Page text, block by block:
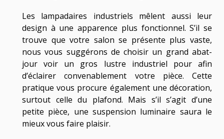
Les lampadaires industriels mêlent aussi leur
design à une apparence plus fonctionnel. S’il se
trouve que votre salon se présente plus vaste,
nous vous suggérons de choisir un grand abat-
jour voir un gros lustre industriel pour afin
d’éclairer convenablement votre pièce. Cette
pratique vous procure également une décoration,
surtout celle du plafond. Mais s’il s’agit d’une
petite pièce, une suspension luminaire saura le
mieux vous faire plaisir.